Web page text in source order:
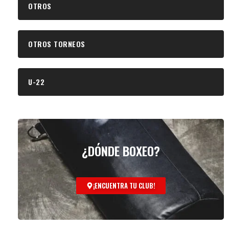
OTROS
OTROS TORNEOS
U-22
¿DÓNDE BOXEO?
¡ENCUENTRA TU CLUB!